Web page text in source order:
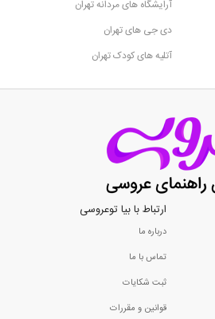
آرایشگاه های مردانه تهران
دی جی های تهران
آتلیه های کودک تهران
ارتباط با بیا توعروسی
درباره ما
تماس با ما
ثبت شکایات
قوانین و مقررات